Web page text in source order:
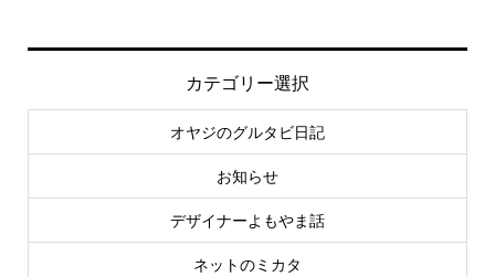
カテゴリー選択
オヤジのグルタビ日記
お知らせ
デザイナーよもやま話
ネットのミカタ